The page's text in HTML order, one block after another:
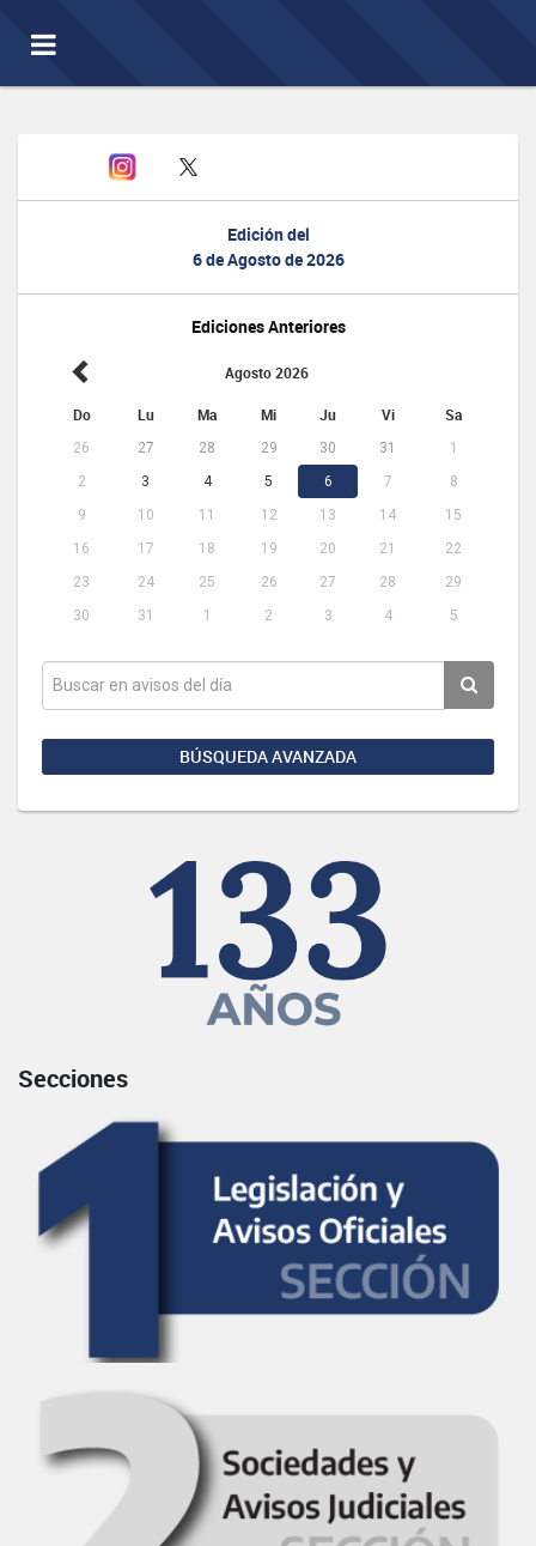
Toggle
navigation
Edición del
6 de Agosto de 2026
Ediciones Anteriores
Agosto 2026
Do Lu Ma Mi Ju Vi Sa
26 27 28 29 30 31
1
2
3 4 5 6 7
8
9
10 11 12 13 14
15
16
17 18 19 20 21
22
23
24 25 26 27 28
29
30
31 1 2 3 4 5
BÚSQUEDA AVANZADA
Secciones